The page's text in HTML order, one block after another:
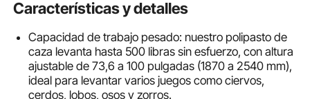
Características y detalles
Capacidad de trabajo pesado: nuestro polipasto de
caza levanta hasta 500 libras sin esfuerzo, con altura
ajustable de 73,6 a 100 pulgadas (1870 a 2540 mm),
ideal para levantar varios juegos como ciervos,
cerdos, lobos, osos y zorros.